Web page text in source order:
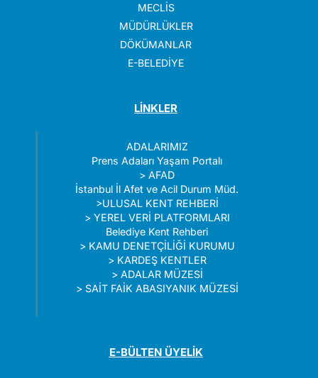
MECLİS
MÜDÜRLÜKLER
DÖKÜMANLAR
E-BELEDİYE
LİNKLER
ADALARIMIZ
Prens Adaları Yaşam Portalı
>AFAD
İstanbul İl Afet ve Acil Durum Müd.
>ULUSAL KENT REHBERİ
> YEREL VERİ PLATFORMLARI
Belediye Kent Rehberi
> KAMU DENETÇİLİĞİ KURUMU
> KARDEŞ KENTLER
> ADALAR MÜZESİ
> SAİT FAİK ABASIYANIK MÜZESİ
E-BÜLTEN ÜYELİK